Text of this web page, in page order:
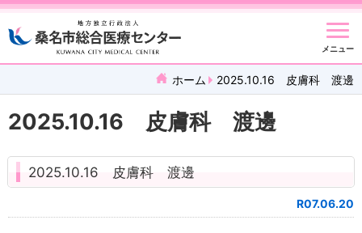
メニュー
ホーム 2025.10.16 皮膚科 渡邊
2025.10.16 皮膚科 渡邊
2025.10.16 皮膚科 渡邊
R07.06.20